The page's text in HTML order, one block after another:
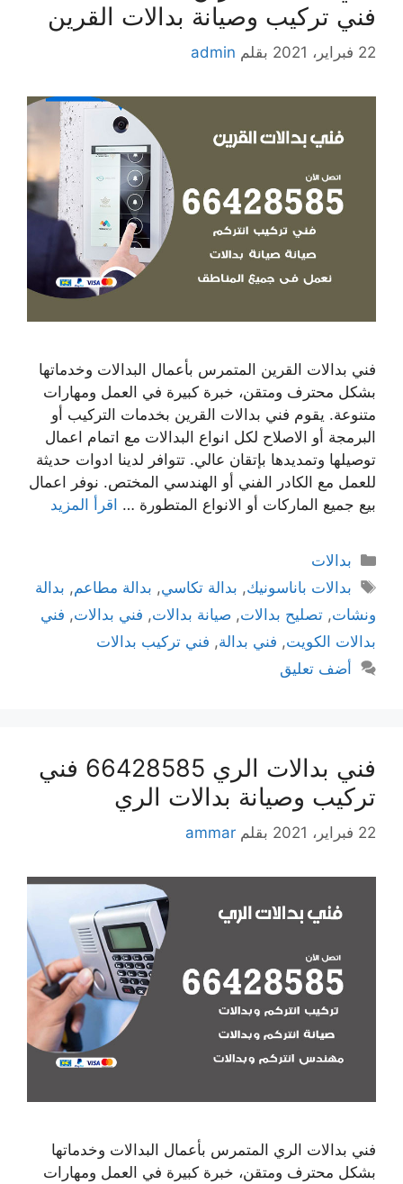
فني تركيب وصيانة بدالات القرين
22 فبراير، 2021 بقلم admin
فني بدالات القرين المتمرس بأعمال البدالات وخدماتها
بشكل محترف ومتقن، خبرة كبيرة في العمل ومهارات
متنوعة. يقوم فني بدالات القرين بخدمات التركيب أو
البرمجة أو الاصلاح لكل انواع البدالات مع اتمام اعمال
توصيلها وتمديدها بإتقان عالي. تتوافر لدينا ادوات حديثة
للعمل مع الكادر الفني أو الهندسي المختص. نوفر اعمال
بيع جميع الماركات أو الانواع المتطورة … اقرأ المزيد
بدالات
بدالات باناسونيك, بدالة تكاسي, بدالة مطاعم, بدالة
ونشات, تصليح بدالات, صيانة بدالات, فني بدالات, فني
بدالات الكويت, فني بدالة, فني تركيب بدالات
أضف تعليق
فني بدالات الري 66428585 فني
تركيب وصيانة بدالات الري
22 فبراير، 2021 بقلم ammar
فني بدالات الري المتمرس بأعمال البدالات وخدماتها
بشكل محترف ومتقن، خبرة كبيرة في العمل ومهارات